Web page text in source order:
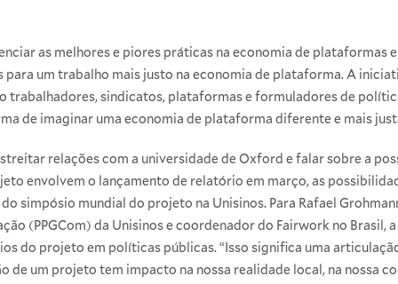
as melhores e piores práticas na economia de plataformas
um trabalho mais justo na economia de plataforma. A
trabalhadores, sindicatos, plataformas e formuladores de
de imaginar uma economia de plataforma diferente e mais
relações com a universidade de Oxford e falar sobre a
envolvem o lançamento de relatório em março, as
simpósio mundial do projeto na Unisinos. Para Rafael
(PPGCom) da Unisinos e coordenador do Fairwork no Brasil,
do projeto em políticas públicas. “Isso significa uma
de um projeto tem impacto na nossa realidade local, na nossa